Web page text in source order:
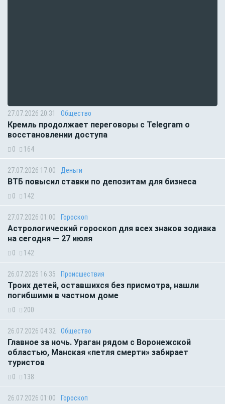
27.07.2026 20:31 Общество
Кремль продолжает переговоры с Telegram о
восстановлении доступа
0 164
27.07.2026 17:00 Деньги
ВТБ повысил ставки по депозитам для бизнеса
0 142
27.07.2026 01:00 Гороскоп
Астрологический гороскоп для всех знаков зодиака
на сегодня — 27 июля
0 142
26.07.2026 16:35 Происшествия
Троих детей, оставшихся без присмотра, нашли
погибшими в частном доме
0 200
26.07.2026 04:32 Общество
Главное за ночь. Ураган рядом с Воронежской
областью, Манская «петля смерти» забирает
туристов
0 138
26.07.2026 01:00 Гороскоп